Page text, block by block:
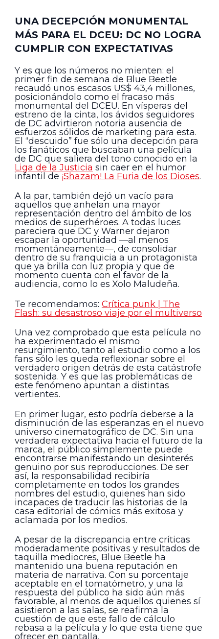
UNA DECEPCIÓN MONUMENTAL
MÁS PARA EL DCEU: DC NO LOGRA
CUMPLIR CON EXPECTATIVAS
Y es que los números no mienten: el
primer fin de semana de Blue Beetle
recaudó unos escasos US$ 43,4 millones,
posicionándolo como el fracaso más
monumental del DCEU. En vísperas del
estreno de la cinta, los ávidos seguidores
de DC advirtieron notoria ausencia de
esfuerzos sólidos de marketing para esta.
El “descuido” fue sólo una decepción para
los fanáticos que buscaban una película
de DC que saliera del tono conocido en la
Liga de la Justicia sin caer en el humor
infantil de ¡Shazam! La Furia de los Dioses.
A la par, también dejó un vacío para
aquellos que anhelan una mayor
representación dentro del ámbito de los
medios de superhéroes. A todas luces
pareciera que DC y Warner dejaron
escapar la oportunidad —al menos
momentáneamente—, de consolidar
dentro de su franquicia a un protagonista
que ya brilla con luz propia y que de
momento cuenta con el favor de la
audiencia, como lo es Xolo Maludeña.
Te recomendamos: Crítica punk | The
Flash: su desastroso viaje por el multiverso
Una vez comprobado que esta película no
ha experimentado el mismo
resurgimiento, tanto al estudio como a los
fans sólo les queda reflexionar sobre el
verdadero origen detrás de esta catástrofe
sostenida. Y es que las problemáticas de
este fenómeno apuntan a distintas
vertientes.
En primer lugar, esto podría deberse a la
disminución de las esperanzas en el nuevo
universo cinematográfico de DC. Sin una
verdadera expectativa hacia el futuro de la
marca, el público simplemente puede
encontrarse manifestando un desinterés
genuino por sus reproducciones. De ser
así, la responsabilidad recibiría
completamente en todos los grandes
nombres del estudio, quienes han sido
incapaces de traducir las historias de la
casa editorial de cómics más exitosa y
aclamada por los medios.
A pesar de la discrepancia entre críticas
moderadamente positivas y resultados de
taquilla mediocres, Blue Beetle ha
mantenido una buena reputación en
materia de narrativa. Con su porcentaje
aceptable en el tomatómetro, y una la
respuesta del público ha sido aún más
favorable, al menos de aquellos quienes sí
asistieron a las salas, se reafirma la
cuestión de que este fallo de cálculo
rebasa a la película y lo que esta tiene que
ofrecer en pantalla.